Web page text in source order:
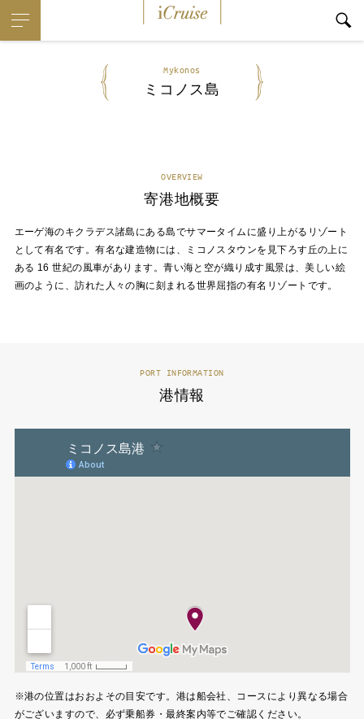
Mykonos
ミコノス島
OVERVIEW
寄港地概要
エーゲ海のキクラデス諸島にある島でサマータイムに盛り上がるリゾート
として有名です。有名な建造物には、ミコノスタウンを見下ろす丘の上に
ある 16 世紀の風車があります。青い海と空が織り成す風景は、美しい絵
画のように、訪れた人々の胸に刻まれる世界屈指の有名リゾートです。
PORT INFORMATION
港情報
※港の位置はおおよその目安です。港は船会社、コースにより異なる場合
がございますので、必ず乗船券・最終案内等でご確認ください。